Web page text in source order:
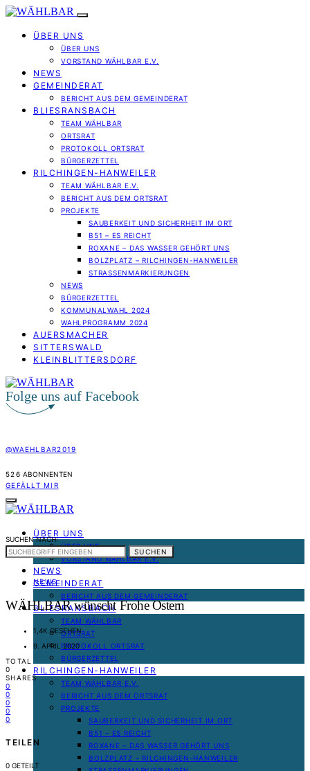
ÜBER UNS
ÜBER UNS
VORSTAND WÄHLBAR E.V.
NEWS
GEMEINDERAT
BERICHT AUS DEM GEMEINDERAT
BLIESRANSBACH
TEAM WÄHLBAR
ORTSRAT
PROTOKOLL ORTSRAT
BÜRGERZETTEL
RILCHINGEN-HANWEILER
TEAM WÄHLBAR E.V.
BERICHT AUS DEM ORTSRAT
PROJEKTE
SAUBERKEIT UND SICHERHEIT IM ORT
B51 – ES REICHT
ROXANE – DAS WASSER GEHÖRT UNS
BOLZPLATZ – RILCHINGEN-HANWEILER
STRASSENMARKIERUNGEN
NEWS
BÜRGERZETTEL
KOMMUNALWAHL 2024
WAHLPROGRAMM 2024
AUERSMACHER
SITTERSWALD
KLEINBLITTERSDORF
Folge uns auf Facebook
@WAEHLBAR2019
526 ABONNENTEN
GEFÄLLT MIR
ÜBER UNS
ÜBER UNS
VORSTAND WÄHLBAR E.V.
NEWS
GEMEINDERAT
BERICHT AUS DEM GEMEINDERAT
BLIESRANSBACH
TEAM WÄHLBAR
ORTSRAT
PROTOKOLL ORTSRAT
BÜRGERZETTEL
RILCHINGEN-HANWEILER
TEAM WÄHLBAR E.V.
BERICHT AUS DEM ORTSRAT
PROJEKTE
SAUBERKEIT UND SICHERHEIT IM ORT
B51 – ES REICHT
ROXANE – DAS WASSER GEHÖRT UNS
BOLZPLATZ – RILCHINGEN-HANWEILER
SUCHEN NACH:
SUCHEN
NEWS
WÄHLBAR wünscht Frohe Ostern
1,4K GESEHEN
9. APRIL 2020
TOTAL
0
SHARES
0
0
0
0
0
TEILEN
0 GETEILT